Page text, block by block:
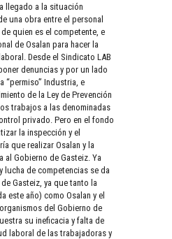
llegado a la situación
una obra entre el personal
quien es el competente, e
de Osalan para hacer la
Desde el Sindicato LAB
denuncias y por un lado
“permiso” Industria, e
de la Ley de Prevención
trabajos a las denominadas
privado. Pero en el fondo
la inspección y el
que realizar Osalan y la
Gobierno de Gasteiz. Ya
de competencias se da
Gasteiz, ya que tanto la
este año) como Osalan y el
del Gobierno de
su ineficacia y falta de
laboral de las trabajadoras y